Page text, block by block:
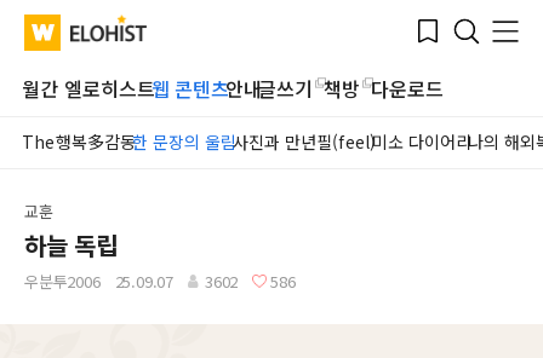
WATV Elohist-
Home
Bookmark
Search
Menu
월간 엘로히스트웹 콘텐츠안내글쓰기 책방 다운로드
The행복多감동한 문장의 울림사진과 만년필(feel)미소 다이어리나의 해외
Submit
교훈
하늘 독립
우분투2006 25.09.07 3602 586